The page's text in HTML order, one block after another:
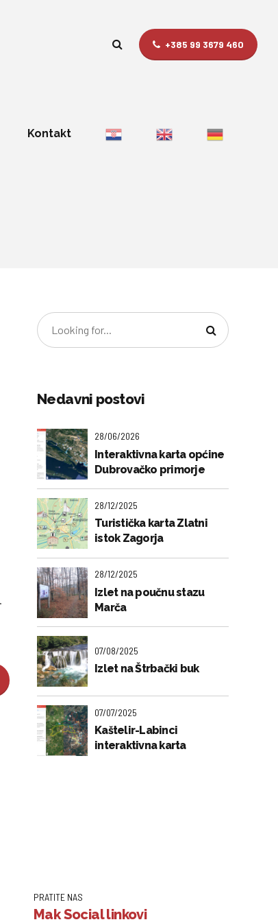
+385 99 3679 460
Kontakt
Nedavni postovi
28/06/2026
Interaktivna karta općine
Dubrovačko primorje
28/12/2025
Turistička karta Zlatni
istok Zagorja
28/12/2025
Izlet na poučnu stazu
Marča
07/08/2025
Izlet na Štrbački buk
07/07/2025
Kaštelir-Labinci
interaktivna karta
PRATITE NAS
Mak Social linkovi